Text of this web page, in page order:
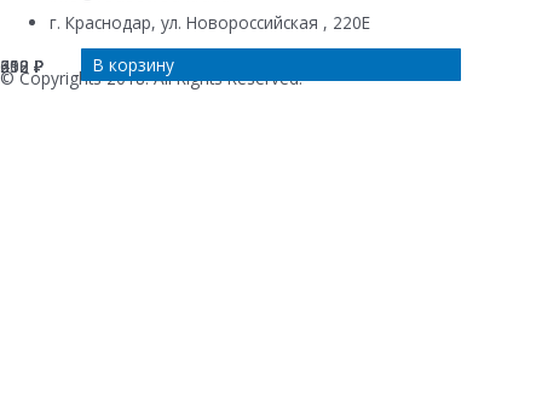
612 ₽ В корзину
492 ₽ В корзину
258 ₽ В корзину
300 ₽ В корзину
г. Краснодар, ул. Новороссийская , 220Е
© Copyrights 2018. All Rights Reserved.